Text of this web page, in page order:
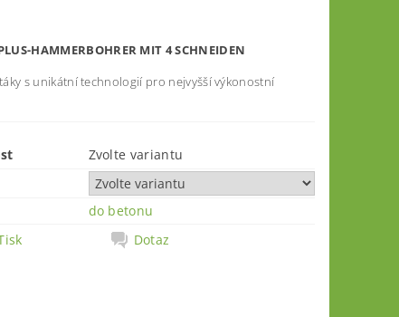
HAMMERBOHRER MIT 4 SCHNEIDEN
s unikátní technologií pro nejvyšší výkonostní
Zvolte variantu
do betonu
Dotaz